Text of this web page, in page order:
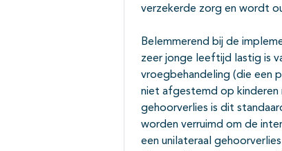
verzekerde zorg en wordt
Belemmerend bij de
zeer jonge leeftijd lastig is
vroegbehandeling (die een
niet afgestemd op kinderen
gehoorverlies is dit
worden verruimd om de
een unilateraal